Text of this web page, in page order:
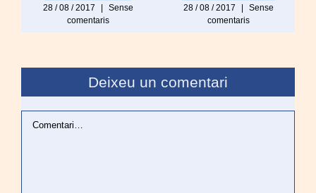
28 / 08 / 2017
Sense
comentaris
28 / 08 / 2017
Sense
comentaris
Deixeu un comentari